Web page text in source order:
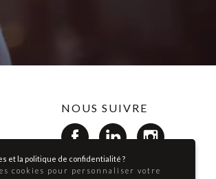
NOUS SUIVRE
et la politique de confidentialité ?
cookies pour personnaliser votre